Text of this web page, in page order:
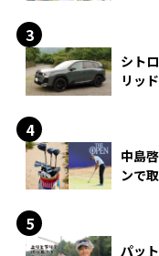
シト
リッ
中島
ンで
パッ